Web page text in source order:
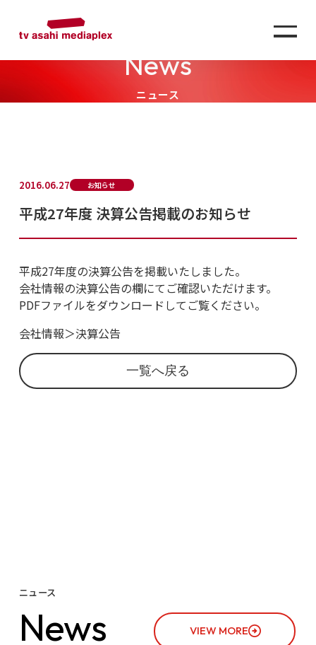
News
ニュース
2016.06.27 お知らせ
平成27年度 決算公告掲載のお知らせ
平成27年度の決算公告を掲載いたしました。
会社情報の決算公告の欄にてご確認いただけます。
PDFファイルをダウンロードしてご覧ください。
会社情報＞決算公告
一覧へ戻る
ニュース
News VIEW MORE